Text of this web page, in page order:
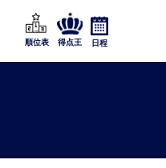
順位表 得点王 日程